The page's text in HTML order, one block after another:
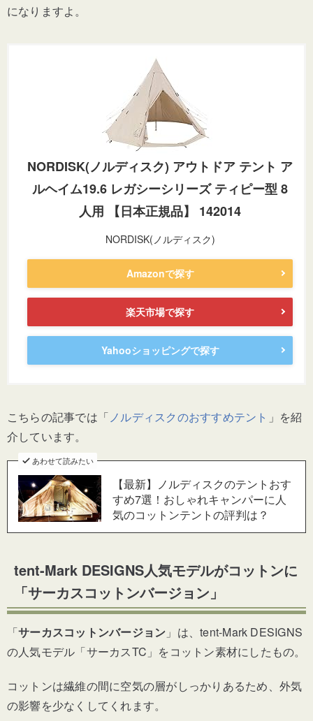
になりますよ。
NORDISK(ノルディスク) アウトドア テント ア
ルヘイム19.6 レガシーシリーズ ティピー型 8
人用 【日本正規品】 142014
NORDISK(ノルディスク)
Amazonで探す
楽天市場で探す
Yahooショッピングで探す
こちらの記事では「ノルディスクのおすすめテント 」を紹
介しています。
あわせて読みたい
【最新】ノルディスクのテントおす
すめ7選！おしゃれキャンパーに人
気のコットンテントの評判は？
tent-Mark DESIGNS人気モデルがコットンに
「サーカスコットンバージョン」
「サーカスコットンバージョン 」は、tent-Mark DESIGNS
の人気モデル「サーカスTC」をコットン素材にしたもの。
コットンは繊維の間に空気の層がしっかりあるため、外気
の影響を少なくしてくれます。